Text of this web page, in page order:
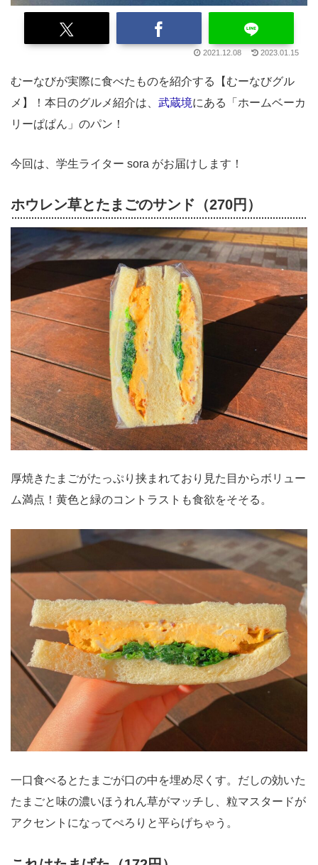
2021.12.08 2023.01.15
むーなびが実際に食べたものを紹介する【むーなびグル
メ】！本日のグルメ紹介は、 武蔵境にある「ホームベーカ
リーぱぱん」のパン！
今回は、学生ライター sora がお届けします！
ホウレン草とたまごのサンド（270円）
厚焼きたまごがたっぷり挟まれており見た目からボリュー
ム満点！黄色と緑のコントラストも食欲をそそる。
一口食べるとたまごが口の中を埋め尽くす。だしの効いた
たまごと味の濃いほうれん草がマッチし、粒マスタードが
アクセントになってぺろりと平らげちゃう。